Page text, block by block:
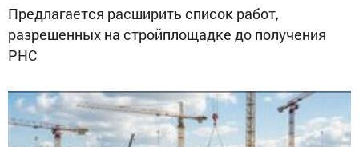
Предлагается расширить список работ,
разрешенных на стройплощадке до получения
РНС